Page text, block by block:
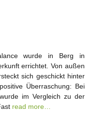
wurde in Berg in
errichtet. Von außen
sich geschickt hinter
Überraschung: Bei
im Vergleich zu der
read more…